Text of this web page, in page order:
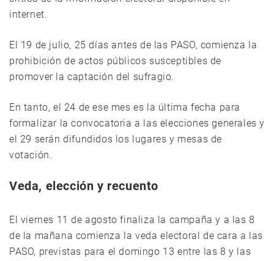
internet.
El 19 de julio, 25 días antes de las PASO, comienza la
prohibición de actos públicos susceptibles de
promover la captación del sufragio.
En tanto, el 24 de ese mes es la última fecha para
formalizar la convocatoria a las elecciones generales y
el 29 serán difundidos los lugares y mesas de
votación.
Veda, elección y recuento
El viernes 11 de agosto finaliza la campaña y a las 8
de la mañana comienza la veda electoral de cara a las
PASO, previstas para el domingo 13 entre las 8 y las